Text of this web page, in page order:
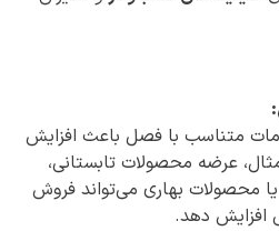
متناسب با فصل باعث افزایش
عرضه محصولات تابستانی،
محصولات بهاری می‌تواند فروش
افزایش دهد.